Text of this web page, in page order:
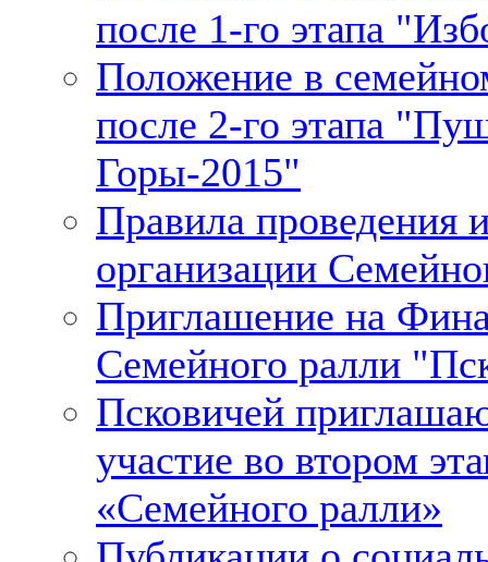
после 1-го этапа
Положение в
после 2-го этапа
Горы-2015"
Правила проведения
организации
Приглашение на
Семейного ралли
Псковичей
участие во втором
«Семейного ралли»